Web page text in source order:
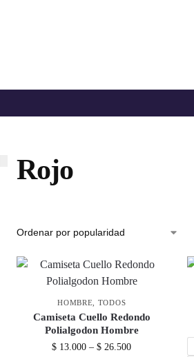
Rojo
HOMBRE TODOS
Camiseta Cuello Redondo
Polialgodon Hombre
$ 13.000 – $ 26.500